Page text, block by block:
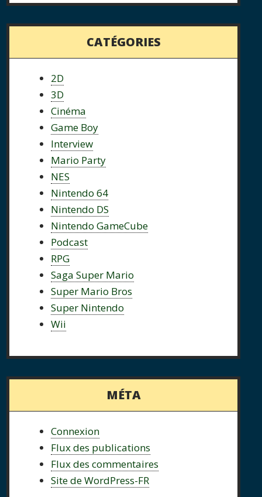
CATÉGORIES
2D
3D
Cinéma
Game Boy
Interview
Mario Party
NES
Nintendo 64
Nintendo DS
Nintendo GameCube
Podcast
RPG
Saga Super Mario
Super Mario Bros
Super Nintendo
Wii
MÉTA
Connexion
Flux des publications
Flux des commentaires
Site de WordPress-FR